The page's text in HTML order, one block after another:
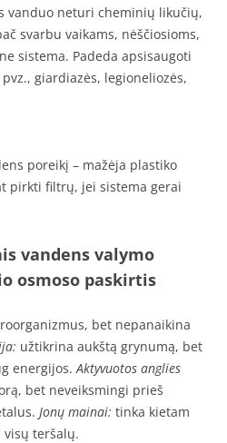
vanduo neturi cheminių likučių,
svarbu vaikams, nėščiosioms,
sistema. Padeda apsisaugoti
giardiazės, legioneliozės,
poreikį – mažėja plastiko
pirkti filtrų, jei sistema gerai
vandens valymo
osmoso paskirtis
bet nepanaikina
užtikrina aukštą grynumą, bet
energijos.Aktyvuotos anglies
bet neveiksmingi prieš
Jonų mainai: tinka kietam
teršalų.